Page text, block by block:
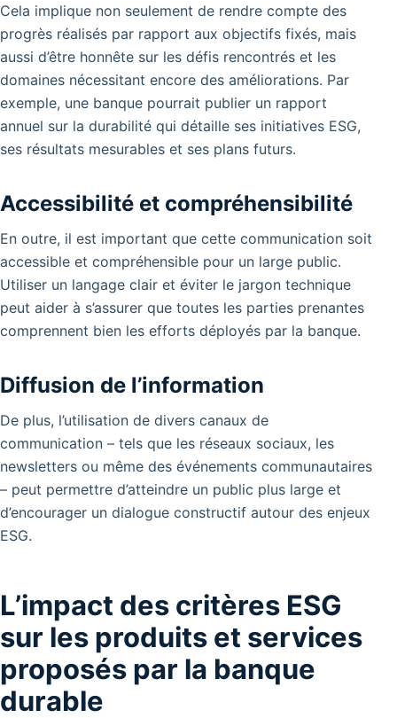
Cela implique non seulement de rendre compte des
progrès réalisés par rapport aux objectifs fixés, mais
aussi d’être honnête sur les défis rencontrés et les
domaines nécessitant encore des améliorations. Par
exemple, une banque pourrait publier un rapport
annuel sur la durabilité qui détaille ses initiatives ESG,
ses résultats mesurables et ses plans futurs.
Accessibilité et compréhensibilité
En outre, il est important que cette communication soit
accessible et compréhensible pour un large public.
Utiliser un langage clair et éviter le jargon technique
peut aider à s’assurer que toutes les parties prenantes
comprennent bien les efforts déployés par la banque.
Diffusion de l’information
De plus, l’utilisation de divers canaux de
communication – tels que les réseaux sociaux, les
newsletters ou même des événements communautaires
– peut permettre d’atteindre un public plus large et
d’encourager un dialogue constructif autour des enjeux
ESG.
L’impact des critères ESG
sur les produits et services
proposés par la banque
durable